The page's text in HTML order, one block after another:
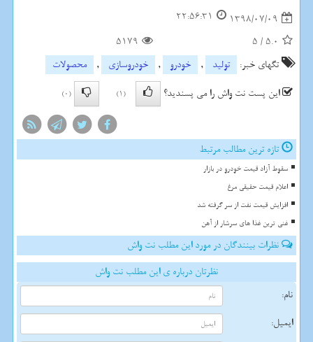
1398/07/09
22:56:31
5.0
/
5
5179
تگهای خبر:
تولید , خودرو , خودروسازی ,
محصولات
این پست نت واش را می پسندید؟
(1)
(0)
تازه ترین مطالب مرتبط
سقوط آزاد قیمت خودرو در بازار
اعلام قیمت حقیقی مرغ
افزایش قیمت نفت از سر گرفته شد
غنی ترین غذا های سرشار از آهن
نظرات بینندگان در مورد این مطلب نت واش
نظرتان درباره ی این مطلب نت واش
نام:
ایمیل: